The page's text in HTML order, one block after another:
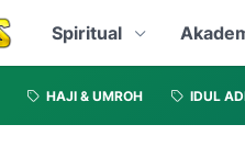
Spiritual
HAJI & UMROH IDUL